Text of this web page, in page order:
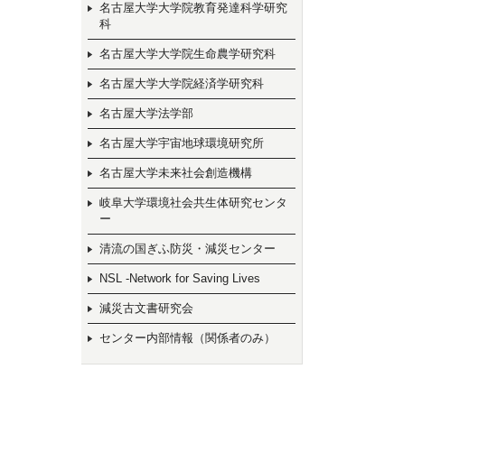
名古屋大学大学院教育発達科学研究
科
名古屋大学大学院生命農学研究科
名古屋大学大学院経済学研究科
名古屋大学法学部
名古屋大学宇宙地球環境研究所
名古屋大学未来社会創造機構
岐阜大学環境社会共生体研究センタ
ー
清流の国ぎふ防災・減災センター
NSL -Network for Saving Lives
減災古文書研究会
センター内部情報（関係者のみ）